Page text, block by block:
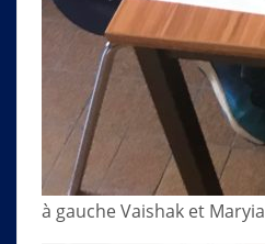
à gauche Vaishak et Maryia